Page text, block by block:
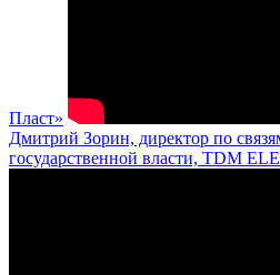
Пласт»
Дмитрий Зорин, директор по
государственной власти, TDM